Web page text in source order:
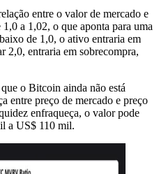
entre o valor de mercado e
a 1,02, o que aponta para uma
de 1,0, o ativo entraria em
2,0, entraria em sobrecompra,
o Bitcoin ainda não está
entre preço de mercado e preço
enfraqueça, o valor pode
a US$ 110 mil.